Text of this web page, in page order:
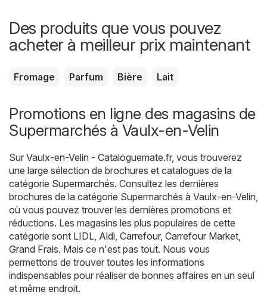
Des produits que vous pouvez
acheter à meilleur prix maintenant
Fromage Parfum Bière Lait
Promotions en ligne des magasins de
Supermarchés à Vaulx-en-Velin
Sur Vaulx-en-Velin - Cataloguemate.fr, vous trouverez
une large sélection de brochures et catalogues de la
catégorie Supermarchés. Consultez les dernières
brochures de la catégorie Supermarchés à Vaulx-en-Velin,
où vous pouvez trouver les dernières promotions et
réductions. Les magasins les plus populaires de cette
catégorie sont LIDL Aldi Carrefour, Carrefour Market
Grand Frais. Mais ce n'est pas tout. Nous vous
permettons de trouver toutes les informations
indispensables pour réaliser de bonnes affaires en un seul
et même endroit.